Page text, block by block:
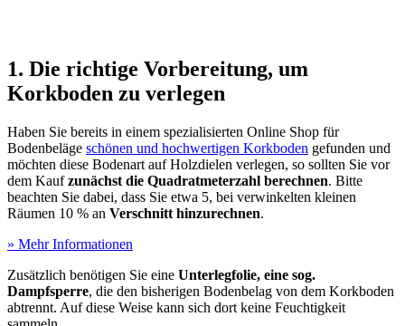
1. Die richtige Vorbereitung, um
Korkboden zu verlegen
Haben Sie bereits in einem spezialisierten Online Shop für
Bodenbeläge schönen und hochwertigen Korkboden gefunden und
möchten diese Bodenart auf Holzdielen verlegen, so sollten Sie vor
dem Kaufzunächst die Quadratmeterzahl berechnen. Bitte
beachten Sie dabei, dass Sie etwa 5, bei verwinkelten kleinen
Räumen 10 % an Verschnitt hinzurechnen.
» Mehr Informationen
Zusätzlich benötigen Sie eine Unterlegfolie, eine sog.
Dampfsperre, die den bisherigen Bodenbelag von dem Korkboden
abtrennt. Auf diese Weise kann sich dort keine Feuchtigkeit